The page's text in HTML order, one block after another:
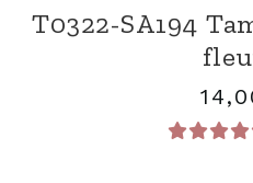
T0322-SA194